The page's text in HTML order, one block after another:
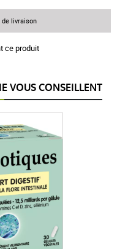
ce produit
livraison
VOUS CONSEILLENT